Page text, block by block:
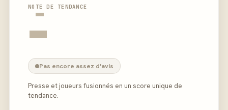
-
NOTE DE TENDANCE
-
Pas encore assez d'avis
Presse et joueurs fusionnés en un score unique de
tendance.